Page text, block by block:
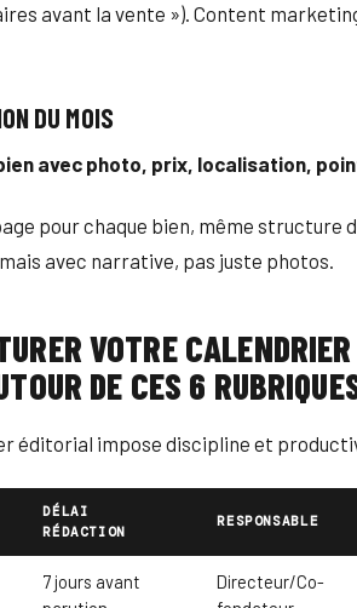
avant la vente »). Content
DU MOIS
avec photo, prix, localisation,
pour chaque bien, même structure
avec narrative, pas juste photos.
VOTRE CALENDRIER
DE CES 6
éditorial impose discipline et
DÉLAI
RÉDACTION
RESPONSABLE
7 jours avant
Directeur/Co-